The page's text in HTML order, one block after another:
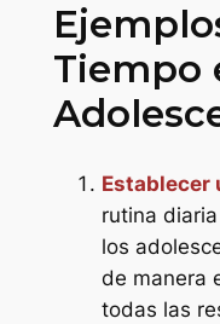
Tiempo
Establecer
rutina
los
de manera
todas las